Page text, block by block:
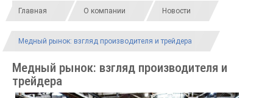
Главная О компании Новости
Медный рынок: взгляд производителя и трейдера
Медный рынок: взгляд производителя и
трейдера